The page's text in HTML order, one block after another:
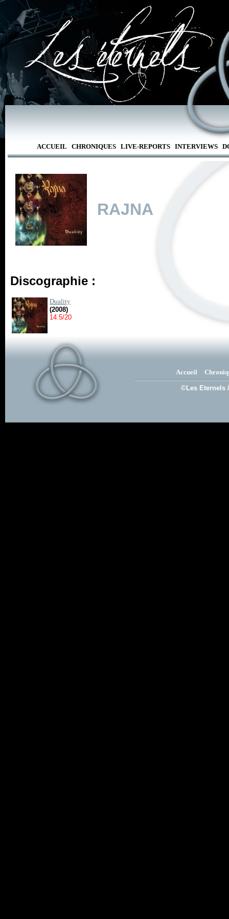
ACCUEIL CHRONIQUES LIVE-REPORTS INTERVIEWS
RAJNA
Discographie :
Duality
(2008)
14.5/20
Accueil
©Les Eternels